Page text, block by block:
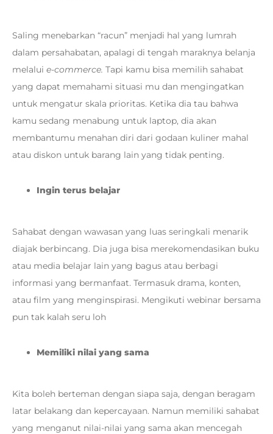
Saling menebarkan “racun” menjadi hal yang lumrah
dalam persahabatan, apalagi di tengah maraknya belanja
melalui e-commerce. Tapi kamu bisa memilih sahabat
yang dapat memahami situasi mu dan mengingatkan
untuk mengatur skala prioritas. Ketika dia tau bahwa
kamu sedang menabung untuk laptop, dia akan
membantumu menahan diri dari godaan kuliner mahal
atau diskon untuk barang lain yang tidak penting.
Ingin terus belajar
Sahabat dengan wawasan yang luas seringkali menarik
diajak berbincang. Dia juga bisa merekomendasikan buku
atau media belajar lain yang bagus atau berbagi
informasi yang bermanfaat. Termasuk drama, konten,
atau film yang menginspirasi. Mengikuti webinar bersama
pun tak kalah seru loh
Memiliki nilai yang sama
Kita boleh berteman dengan siapa saja, dengan beragam
latar belakang dan kepercayaan. Namun memiliki sahabat
yang menganut nilai-nilai yang sama akan mencegah